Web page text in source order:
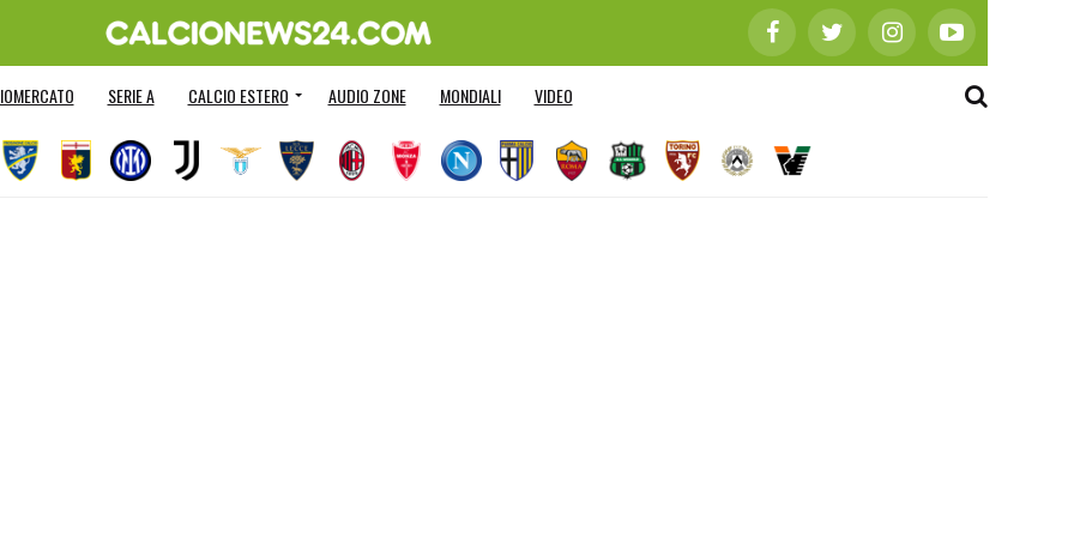
SERIE A CALCIO ESTERO AUDIO ZONE MONDIALI VIDEO